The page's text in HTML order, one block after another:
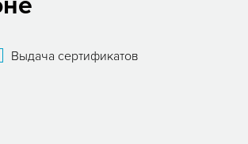
Выдача сертификатов